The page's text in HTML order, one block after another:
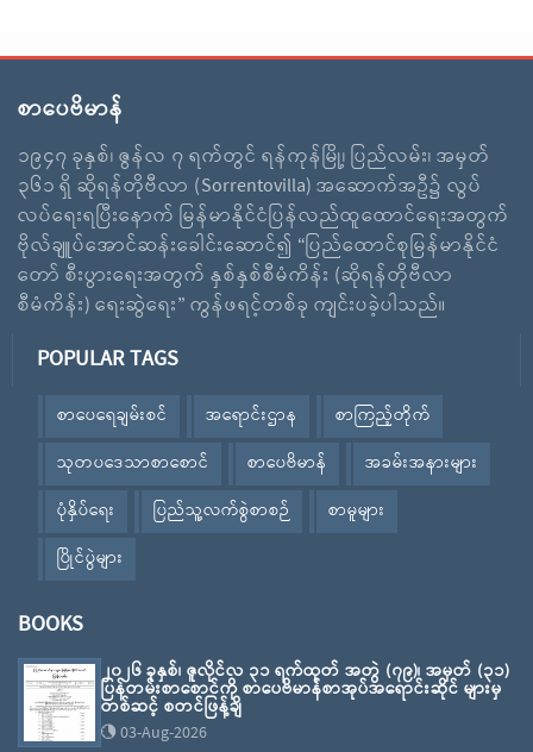
စာပေဗိမာန်
၁၉၄၇ ခုနှစ်၊ ဇွန်လ ၇ ရက်တွင် ရန်ကုန်မြို့၊ ပြည်လမ်း၊ အမှတ်
၃၆၁ ရှိ ဆိုရန်တိုဗီလာ (Sorrentovilla) အဆောက်အဦ၌ လွပ်
လပ်ရေးရပြီးနောက် မြန်မာနိုင်ငံပြန်လည်ထူထောင်ရေးအတွက်
ဗိုလ်ချူပ်အောင်ဆန်းခေါင်းဆောင်၍ “ပြည်ထောင်စုမြန်မာနိုင်ငံ
တော် စီးပွားရေးအတွက် နှစ်နှစ်စီမံကိန်း (ဆိုရန်တိုဗီလာ
စီမံကိန်း) ရေးဆွဲရေး” ကွန်ဖရင့်တစ်ခု ကျင်းပခဲ့ပါသည်။
POPULAR TAGS
စာပေရေချမ်းစင် အရောင်းဌာန
စာကြည့်တိုက်
သုတပဒေသာစာစောင်
စာပေဗိမာန်
အခမ်းအနားများ
ပုံနှိပ်ရေး
ပြည်သူ့လက်စွဲစာစဉ်
စာမူများ
ပြိုင်ပွဲများ
BOOKS
၂၀၂၆ ခုနှစ်၊ ဇူလိုင်လ ၃၁ ရက်ထုတ် အတွဲ (၇၉)၊ အမှတ် (၃၁)
ပြန်တမ်းစာစောင်ကို စာပေဗိမာန်စာအုပ်အရောင်းဆိုင် များမှ
တစ်ဆင့် စတင်ဖြန့်ချိ
03-Aug-2026